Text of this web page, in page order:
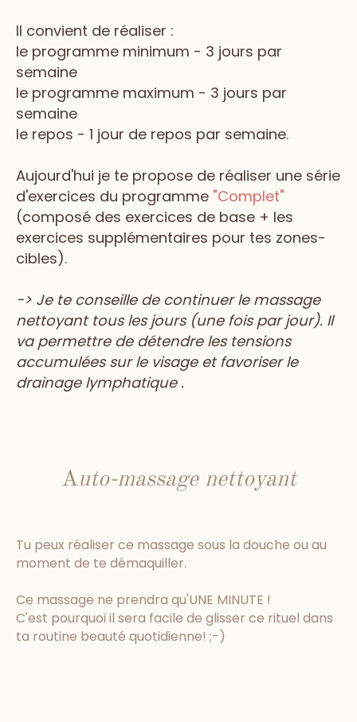
Il convient de réaliser :
le programme minimum - 3 jours par
semaine
le programme maximum - 3 jours par
semaine
le repos - 1 jour de repos par semaine.
Aujourd'hui je te propose de réaliser une série
d'exercices du programme "Complet"
(composé des exercices de base + les
exercices supplémentaires pour tes zones-
cibles).
-> Je te conseille de continuer le massage
nettoyant tous les jours (une fois par jour). Il
va permettre de détendre les tensions
accumulées sur le visage et favoriser le
drainage lymphatique .
Auto-massage nettoyant
Tu peux réaliser ce massage sous la douche ou au
moment de te démaquiller.
Ce massage ne prendra qu'UNE MINUTE !
C'est pourquoi il sera facile de glisser ce rituel dans
ta routine beauté quotidienne! ;-)